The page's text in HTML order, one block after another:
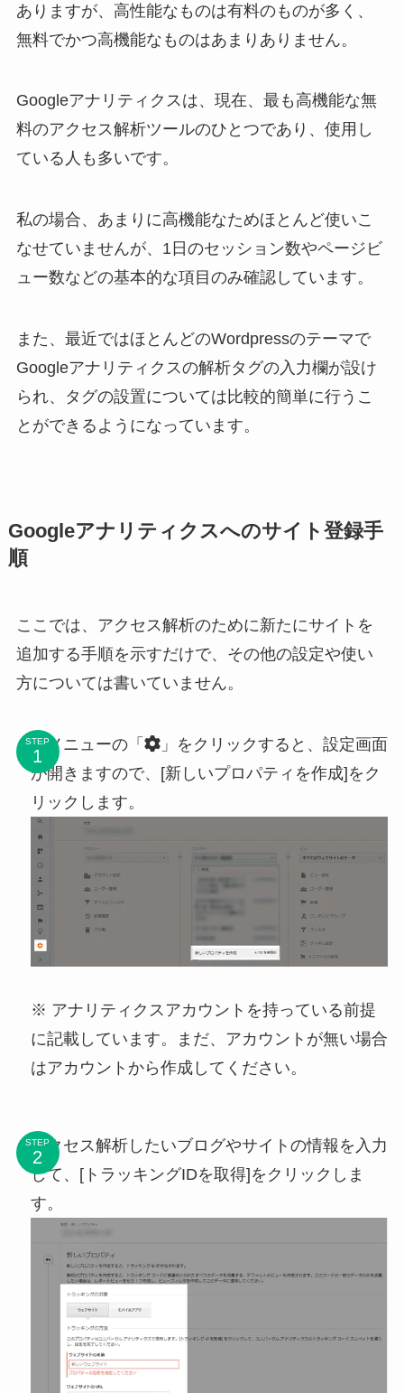
ありますが、高性能なものは有料のものが多く、
無料でかつ高機能なものはあまりありません。
Googleアナリティクスは、現在、最も高機能な無
料のアクセス解析ツールのひとつであり、使用し
ている人も多いです。
私の場合、あまりに高機能なためほとんど使いこ
なせていませんが、1日のセッション数やページビ
ュー数などの基本的な項目のみ確認しています。
また、最近ではほとんどのWordpressのテーマで
Googleアナリティクスの解析タグの入力欄が設け
られ、タグの設置については比較的簡単に行うこ
とができるようになっています。
Googleアナリティクスへのサイト登録手
順
ここでは、アクセス解析のために新たにサイトを
追加する手順を示すだけで、その他の設定や使い
方については書いていません。
STEP
左メニューの「
」をクリックすると、設定画面
が開きますので、[新しいプロパティを作成]をク
リックします。
※ アナリティクスアカウントを持っている前提
に記載しています。まだ、アカウントが無い場合
はアカウントから作成してください。
STEP
アクセス解析したいブログやサイトの情報を入力
して、[トラッキングIDを取得]をクリックしま
す。